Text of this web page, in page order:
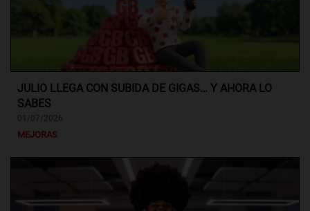
JULIO LLEGA CON SUBIDA DE GIGAS… Y AHORA LO
SABES
MEJORAS